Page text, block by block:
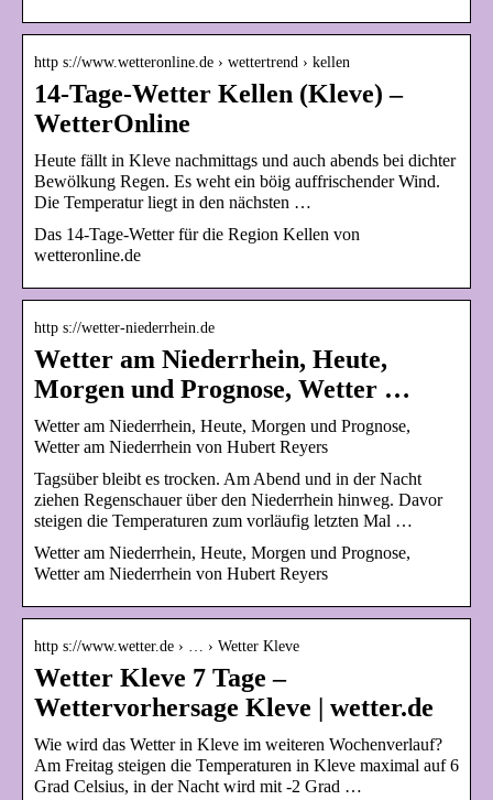
http s://www.wetteronline.de › wettertrend › kellen
14-Tage-Wetter Kellen (Kleve) –
WetterOnline
Heute fällt in Kleve nachmittags und auch abends bei dichter
Bewölkung Regen. Es weht ein böig auffrischender Wind.
Die Temperatur liegt in den nächsten …
Das 14-Tage-Wetter für die Region Kellen von
wetteronline.de
http s://wetter-niederrhein.de
Wetter am Niederrhein, Heute,
Morgen und Prognose, Wetter …
Wetter am Niederrhein, Heute, Morgen und Prognose,
Wetter am Niederrhein von Hubert Reyers
Tagsüber bleibt es trocken. Am Abend und in der Nacht
ziehen Regenschauer über den Niederrhein hinweg. Davor
steigen die Temperaturen zum vorläufig letzten Mal …
Wetter am Niederrhein, Heute, Morgen und Prognose,
Wetter am Niederrhein von Hubert Reyers
http s://www.wetter.de › … › Wetter Kleve
Wetter Kleve 7 Tage –
Wettervorhersage Kleve | wetter.de
Wie wird das Wetter in Kleve im weiteren Wochenverlauf?
Am Freitag steigen die Temperaturen in Kleve maximal auf 6
Grad Celsius, in der Nacht wird mit -2 Grad …